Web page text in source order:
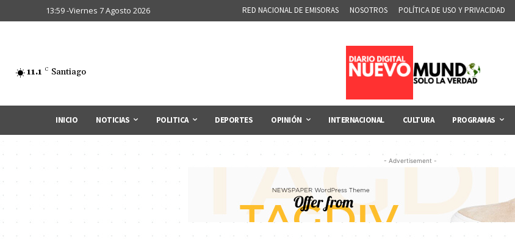
13:59 -Viernes 7 Agosto 2026 RED NACIONAL DE EMISORAS NOSOTROS POLÍTICA DE USO Y PRIVACIDAD
11.1 C Santiago
INICIO NOTICIAS POLITICA DEPORTES OPINIÓN INTERNACIONAL CULTURA PROGRAMAS
- Advertisement -